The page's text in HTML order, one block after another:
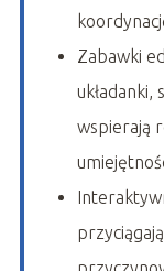
Zabawki
wspierają